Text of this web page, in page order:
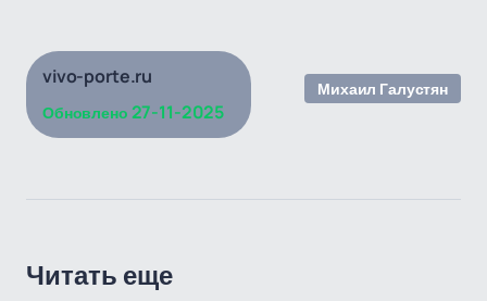
vivo-porte.ru
Обновлено 27-11-2025
Михаил Галустян
Читать еще